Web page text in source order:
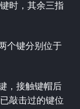
时，其余三指
个键分别位于
，接触键帽后
敲击过的键位